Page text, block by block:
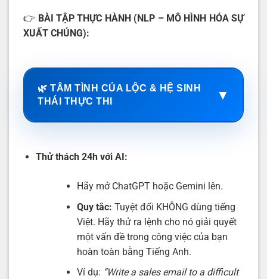
👉 BÀI TẬP THỰC HÀNH (NLP – MÔ HÌNH HÓA SỰ
XUẤT CHÚNG):
🌿 TÂM TÌNH CỦA LỘC & HỆ SINH
THÁI THỰC THI
▼
Thử thách 24h với AI:
Hãy mở ChatGPT hoặc Gemini lên.
Quy tắc: Tuyệt đối KHÔNG dùng tiếng
Việt. Hãy thử ra lệnh cho nó giải quyết
một vấn đề trong công việc của bạn
hoàn toàn bằng Tiếng Anh.
Ví dụ: “Write a sales email to a difficult